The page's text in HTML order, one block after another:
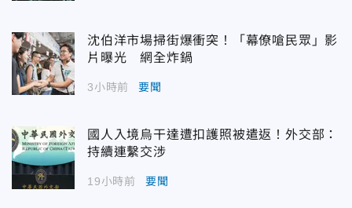
沈伯洋市場掃街爆衝突！「幕僚嗆民眾」影
片曝光 網全炸鍋
3小時前 要聞
國人入境烏干達遭扣護照被遣返！外交部：
持續連繫交涉
19小時前 要聞